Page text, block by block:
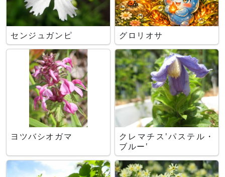
センジュガンピ グロリオサ
ヨツバシオガマ
クレマチス'パステル・
ブルー'